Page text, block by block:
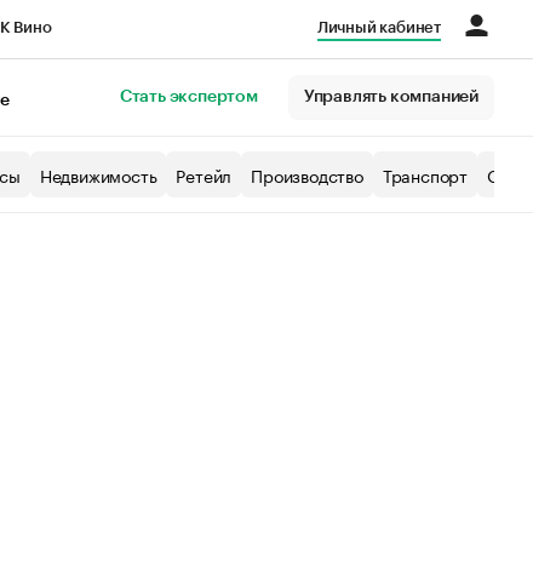
Вино Личный кабинет
Стать экспертом Управлять компанией
Недвижимость Ретейл Производство Транспорт